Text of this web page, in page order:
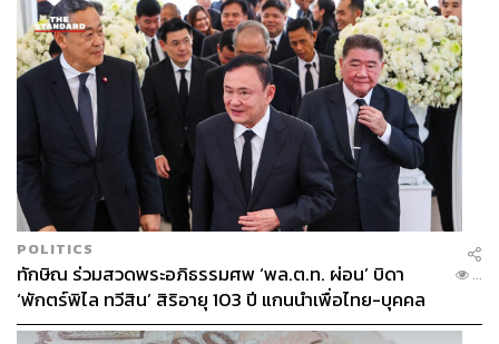
จะช้อปออนไลน์ หรือไม่ก็ไปซื้อตาม Shop ในห้าง แต่ถ้าเป็น
เสื้อผ้าวินเทจมือสองก็มักจะไปตามร้านประจำ “ชอบใส่เสื้อผ้า
แนววินเทจมือสองครับ เพราะรู้สึกว่ามันมีคาแรกเตอร์ดี ไม่
ค่อยเหมือนใคร แล้วบางชิ้นก็มีแค่ชิ้นเดียวในโลกด้วย”รวม
ถึงชุดที่เลือกใส่ในวันนี้ล้วนเป็นไอเท็มโปรดจากร้านโปรดทั้ง
สิ้น
POLITICS
ทักษิณ ร่วมสวดพระอภิธรรมศพ ‘พล.ต.ท. ผ่อน’ บิดา
‘พักตร์พิไล ทวีสิน’ สิริอายุ 103 ปี แกนนำเพื่อไทย-บุคคล
หลากวงการร่วมอาลัย
...